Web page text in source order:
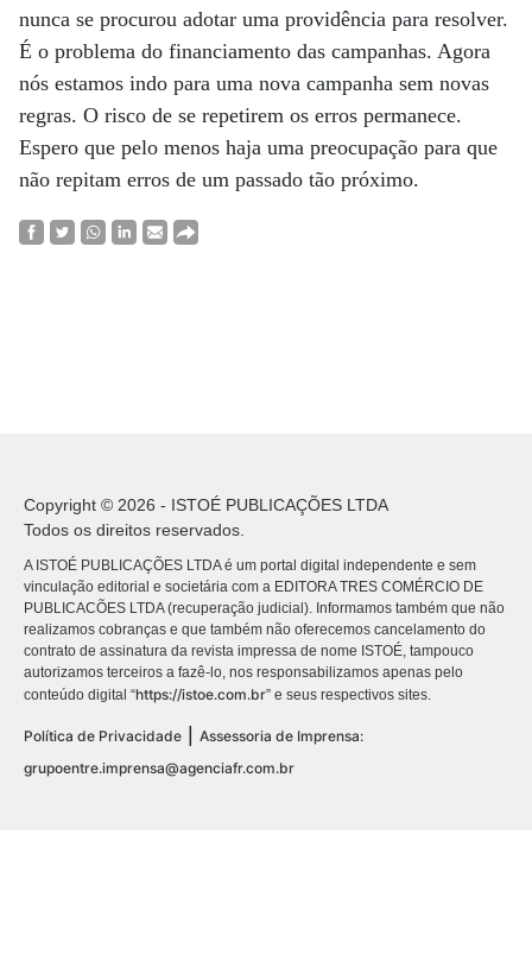
nunca se procurou adotar uma providência para resolver.
É o problema do financiamento das campanhas. Agora
nós estamos indo para uma nova campanha sem novas
regras. O risco de se repetirem os erros permanece.
Espero que pelo menos haja uma preocupação para que
não repitam erros de um passado tão próximo.
Copyright © 2026 - ISTOÉ PUBLICAÇÕES LTDA
Todos os direitos reservados.
A ISTOÉ PUBLICAÇÕES LTDA é um portal digital independente e sem
vinculação editorial e societária com a EDITORA TRES COMÉRCIO DE
PUBLICACÕES LTDA (recuperação judicial). Informamos também que não
realizamos cobranças e que também não oferecemos cancelamento do
contrato de assinatura da revista impressa de nome ISTOÉ, tampouco
autorizamos terceiros a fazê-lo, nos responsabilizamos apenas pelo
conteúdo digital “https://istoe.com.br” e seus respectivos sites.
Política de Privacidade
Assessoria de Imprensa:
grupoentre.imprensa@agenciafr.com.br